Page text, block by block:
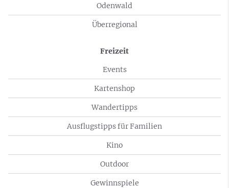
Odenwald
Überregional
Freizeit
Events
Kartenshop
Wandertipps
Ausflugstipps für Familien
Kino
Outdoor
Gewinnspiele